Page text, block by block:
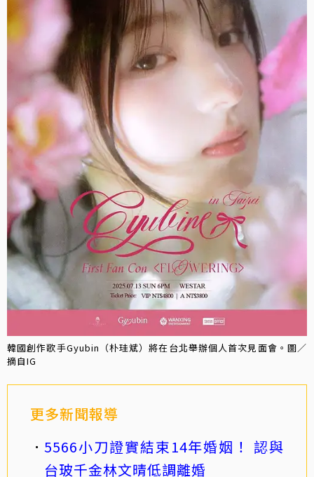
韓國創作歌手Gyubin（朴珪斌）將在台北舉辦個人首次見面會。圖／
摘自IG
更多新聞報導
5566小刀證實結束14年婚姻！ 認與
台玻千金林文晴低調離婚